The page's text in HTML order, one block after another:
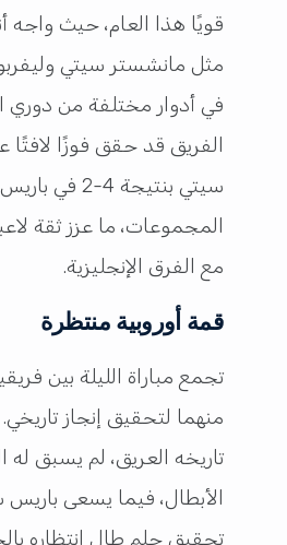
قويًا هذا العام، حيث واجه
مثل مانشستر سيتي
في أدوار مختلفة من دوري
الفريق قد حقق فوزًا لافتًا
سيتي بنتيجة
المجموعات، ما عزز ثقة
مع الفرق الإنجليزية.
قمة أوروبية منتظرة
تجمع مباراة الليلة بين
منهما لتحقيق إنجاز
تاريخه العريق، لم يسبق له
الأبطال، فيما يسعى
تحقيق حلم طال انتظاره